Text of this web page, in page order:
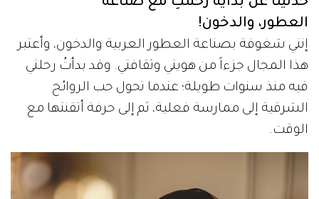
العطور، والدخون!
إنني شغوفة بصناعة العطور العربية والدخون، وأعتبر
هذا المجال جزءاً من هويتي وثقافتي. وقد بدأتُ رحلتي
فيه منذ سنوات طويلة؛ عندما تحول حب الروائح
الشرقية إلى ممارسة فعلية، ثم إلى حرفة أتقنتها مع
الوقت.